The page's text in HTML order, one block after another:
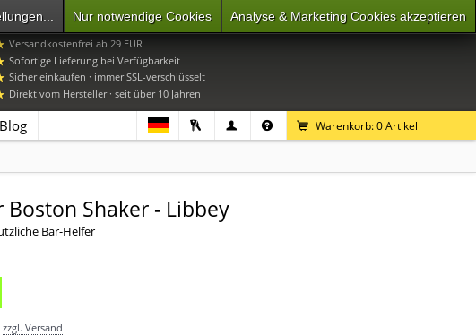
Warenkorb:0Artikel
Blog
96649-0 Mo-Do 9-16 Uhr, Fr 9-15 Uhr
Versandkostenfrei ab 29 EUR
Sofortige Lieferung bei Verfügbarkeit
Sicher einkaufen · immer SSL-verschlüsselt
Direkt vom Hersteller · seit über 10 Jahren
Boston Shaker - Libbey
Bar-Helfer
zzgl. Versand
Analyse & Marketing Cookies akzeptieren
Nur notwendige Cookies